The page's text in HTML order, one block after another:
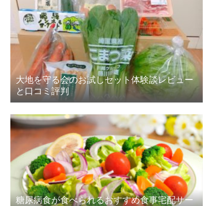
大地を守る会のお試しセット体験談レビュー
と口コミ評判
糖尿病食が食べられるおすすめ食事宅配サー